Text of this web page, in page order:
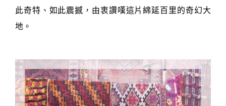
此奇特、如此震撼，由衷讚嘆這片綿延百里的奇幻大
地。